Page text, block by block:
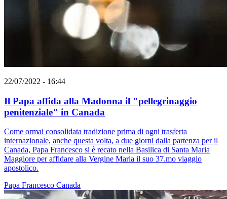
22/07/2022 - 16:44
Il Papa affida alla Madonna il "pellegrinaggio
penitenziale" in Canada
Come ormai consolidata tradizione prima di ogni trasferta
internazionale, anche questa volta, a due giorni dalla partenza per il
Canada, Papa Francesco si è recato nella Basilica di Santa Maria
Maggiore per affidare alla Vergine Maria il suo 37.mo viaggio
apostolico.
Papa Francesco Canada